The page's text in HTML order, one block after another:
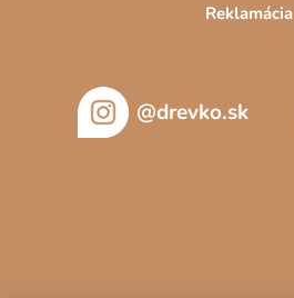
Reklamácia
@drevko.sk